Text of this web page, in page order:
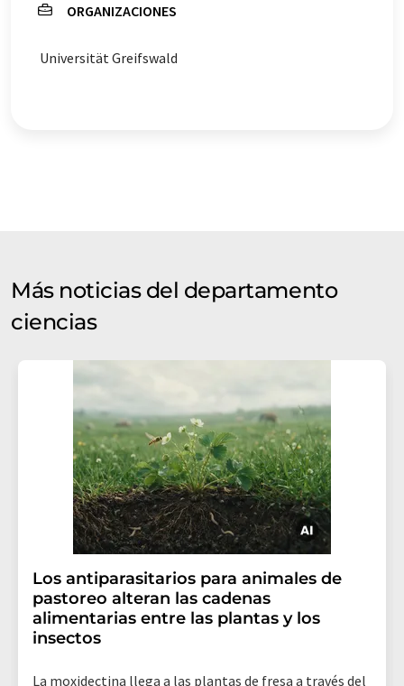
ORGANIZACIONES
Universität Greifswald
Más noticias del departamento
ciencias
Los antiparasitarios para animales de
pastoreo alteran las cadenas
alimentarias entre las plantas y los
insectos
La moxidectina llega a las plantas de fresa a través del